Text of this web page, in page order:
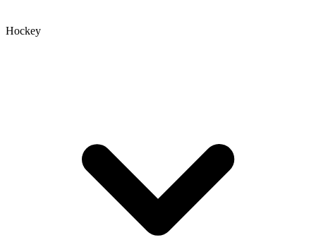
Hockey